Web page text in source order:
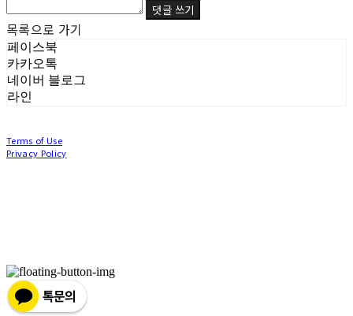
댓글 쓰기
목록으로 가기
페이스북
카카오톡
네이버 블로그
라인
Terms of Use
Privacy Policy